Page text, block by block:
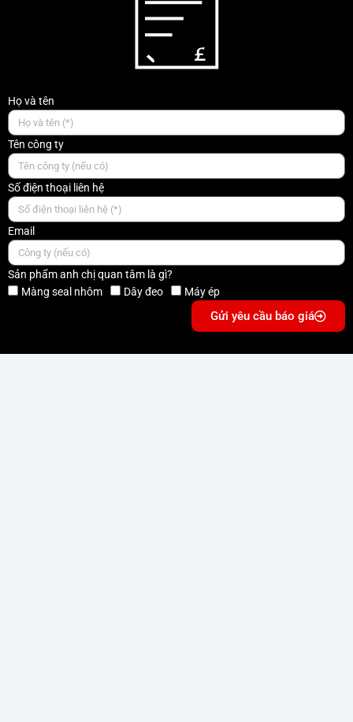
Họ và tên
Tên công ty
Số điện thoại liên hệ
Email
Sản phẩm anh chị quan tâm là gì?
Màng seal nhôm
Dây đeo Máy ép
Gửi yêu cầu báo giá